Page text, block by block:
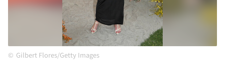
Gilbert Flores/Getty Images